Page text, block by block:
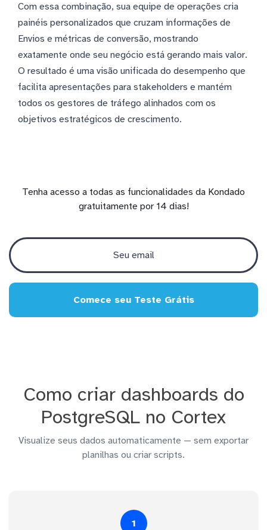
Com essa combinação, sua equipe de operações cria
painéis personalizados que cruzam informações de
Envios e métricas de conversão, mostrando
exatamente onde seu negócio está gerando mais valor.
O resultado é uma visão unificada do desempenho que
facilita apresentações para stakeholders e mantém
todos os gestores de tráfego alinhados com os
objetivos estratégicos de crescimento.
Tenha acesso a todas as funcionalidades da Kondado
gratuitamente por 14 dias!
Comece seu Teste Grátis
Como criar dashboards do
PostgreSQL no Cortex
Visualize seus dados automaticamente — sem exportar
planilhas ou criar scripts.
1